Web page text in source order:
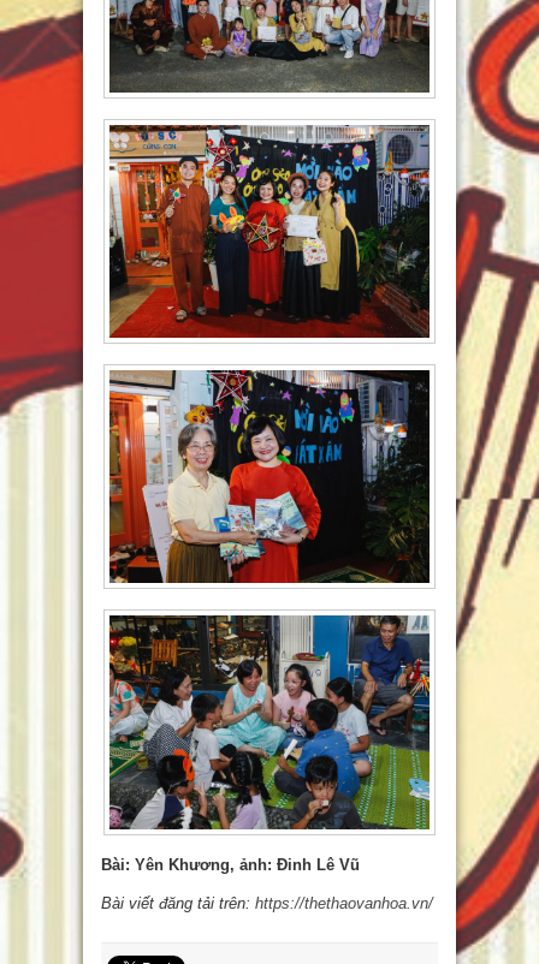
Bài: Yên Khương, ảnh: Đinh Lê Vũ
Bài viết đăng tải trên: https://thethaovanhoa.vn/